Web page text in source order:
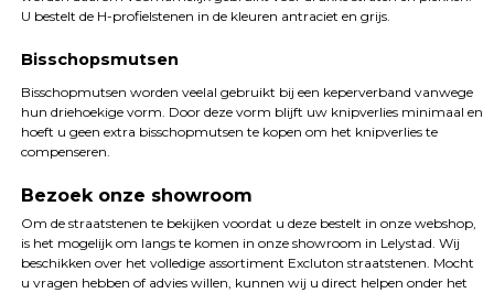
U bestelt de H-profielstenen in de kleuren antraciet en grijs.
Bisschopsmutsen
Bisschopmutsen worden veelal gebruikt bij een keperverband vanwege
hun driehoekige vorm. Door deze vorm blijft uw knipverlies minimaal en
hoeft u geen extra bisschopmutsen te kopen om het knipverlies te
compenseren.
Bezoek onze showroom
Om de straatstenen te bekijken voordat u deze bestelt in onze webshop,
is het mogelijk om langs te komen in onze showroom in Lelystad. Wij
beschikken over het volledige assortiment Excluton straatstenen. Mocht
u vragen hebben of advies willen, kunnen wij u direct helpen onder het